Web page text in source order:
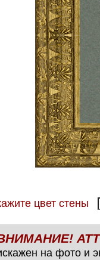
цвет стены
на фото и